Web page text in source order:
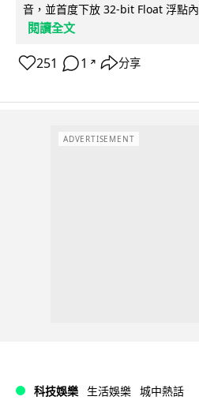
音，並首度下放 32-bit Float 浮點
閱讀全文
251 1 ↗ 分享
ADVERTISEMENT
科技娛樂 生活娛樂 城中熱話